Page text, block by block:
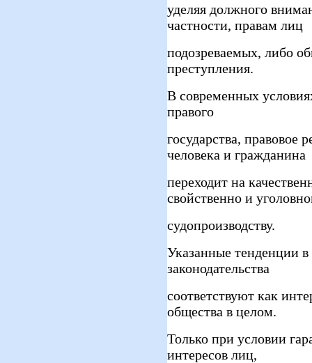
уделяя должного
частности, правам лиц
подозреваемых, либо
преступления.
В современных
правого
государства, правовое
человека и гражданина
переходит на
свойственно и
судопроизводству.
Указанные тенденции в
законодательства
соответствуют как
общества в целом.
Только при условии
интересов лиц,